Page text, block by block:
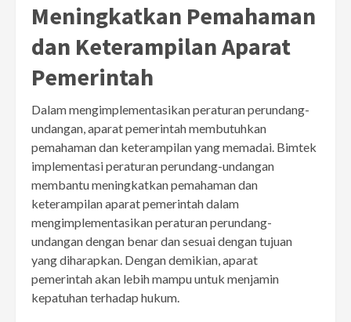
Meningkatkan Pemahaman
dan Keterampilan Aparat
Pemerintah
Dalam mengimplementasikan peraturan perundang-
undangan, aparat pemerintah membutuhkan
pemahaman dan keterampilan yang memadai. Bimtek
implementasi peraturan perundang-undangan
membantu meningkatkan pemahaman dan
keterampilan aparat pemerintah dalam
mengimplementasikan peraturan perundang-
undangan dengan benar dan sesuai dengan tujuan
yang diharapkan. Dengan demikian, aparat
pemerintah akan lebih mampu untuk menjamin
kepatuhan terhadap hukum.